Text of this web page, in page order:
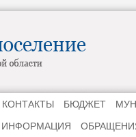
КОНТАКТЫ БЮДЖЕТ
ИНФОРМАЦИЯ